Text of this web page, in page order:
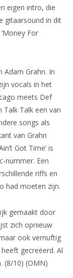
eigen intro, die
gitaarsound in dit
For
Adam Grahn. In
vocals in het
meets Def
Talk Talk een van
songs als
van Grahn
Got Time’ is
nummer. Een
riffs en
had moeten zijn.
gemaakt door
zich opnieuw
ook vernuftig
gecreëerd. Al
(8/10) (OMN)